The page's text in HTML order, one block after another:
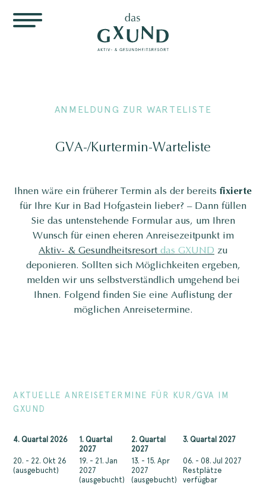
ANMELDUNG ZUR WARTELISTE
GVA-/Kurtermin-Warteliste
Ihnen wäre ein früherer Termin als der bereits fixierte
für Ihre Kur in Bad Hofgastein lieber? – Dann füllen
Sie das untenstehende Formular aus, um Ihren
Wunsch für einen eheren Anreisezeitpunkt im
Aktiv- & Gesundheitsresort das GXUND zu
deponieren. Sollten sich Möglichkeiten ergeben,
melden wir uns selbstverständlich umgehend bei
Ihnen. Folgend finden Sie eine Auflistung der
möglichen Anreisetermine.
AKTUELLE ANREISETERMINE FÜR KUR/GVA IM
GXUND
4. Quartal 2026
1. Quartal
2027
2. Quartal
2027
3. Quartal 2027
20. - 22. Okt 26
(ausgebucht)
19. - 21. Jan
2027
(ausgebucht)
13. - 15. Apr
2027
(ausgebucht)
06. - 08. Jul 2027
Restplätze
verfügbar